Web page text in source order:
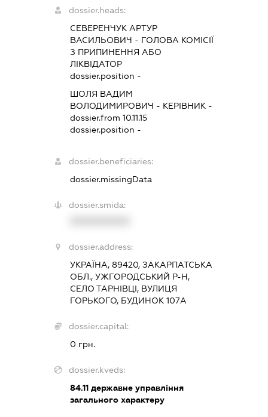
dossier.heads:
СЕВЕРЕНЧУК АРТУР
ВАСИЛЬОВИЧ - ГОЛОВА КОМІСІЇ
З ПРИПИНЕННЯ АБО
ЛІКВІДАТОР
dossier.position -
ШОЛЯ ВАДИМ
ВОЛОДИМИРОВИЧ - КЕРІВНИК -
dossier.from 10.11.15
dossier.position -
dossier.beneficiaries:
dossier.missingData
dossier.smida:
dossier.address:
УКРАЇНА, 89420, ЗАКАРПАТСЬКА
ОБЛ., УЖГОРОДСЬКИЙ Р-Н,
СЕЛО ТАРНІВЦІ, ВУЛИЦЯ
ГОРЬКОГО, БУДИНОК 107А
dossier.capital:
0 грн.
dossier.kveds:
84.11державне управління
загального характеру